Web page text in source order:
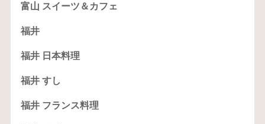
富山 スイーツ＆カフェ
福井
福井 日本料理
福井 すし
福井 フランス料理